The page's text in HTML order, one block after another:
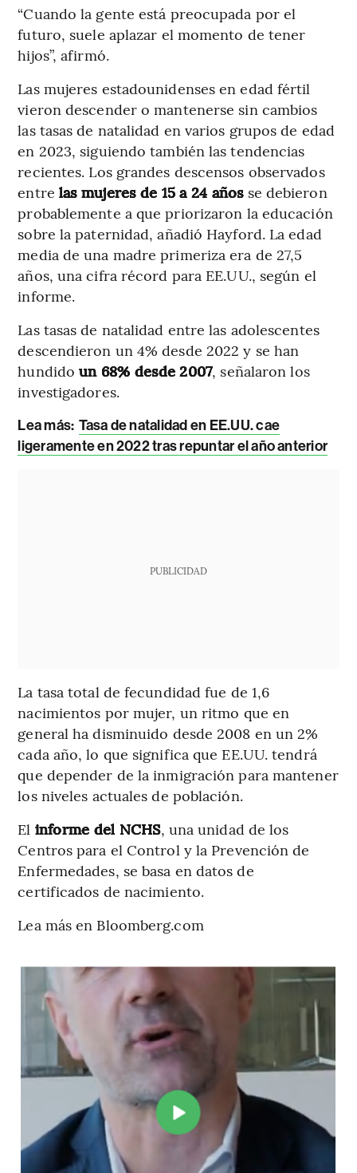
“Cuando la gente está preocupada por el
futuro, suele aplazar el momento de tener
hijos”, afirmó.
Las mujeres estadounidenses en edad fértil
vieron descender o mantenerse sin cambios
las tasas de natalidad en varios grupos de edad
en 2023, siguiendo también las tendencias
recientes. Los grandes descensos observados
entre las mujeres de 15 a 24 añosse debieron
probablemente a que priorizaron la educación
sobre la paternidad, añadió Hayford. La edad
media de una madre primeriza era de 27,5
años, una cifra récord para EE.UU., según el
informe.
Las tasas de natalidad entre las adolescentes
descendieron un 4% desde 2022 y se han
hundidoun 68% desde 2007, señalaron los
investigadores.
Lea más: Tasa de natalidad en EE.UU. cae
ligeramente en 2022 tras repuntar el año anterior
PUBLICIDAD
La tasa total de fecundidad fue de 1,6
nacimientos por mujer, un ritmo que en
general ha disminuido desde 2008 en un 2%
cada año, lo que significa que EE.UU. tendrá
que depender de la inmigración para mantener
los niveles actuales de población.
El informe del NCHS, una unidad de los
Centros para el Control y la Prevención de
Enfermedades, se basa en datos de
certificados de nacimiento.
Lea más en Bloomberg.com